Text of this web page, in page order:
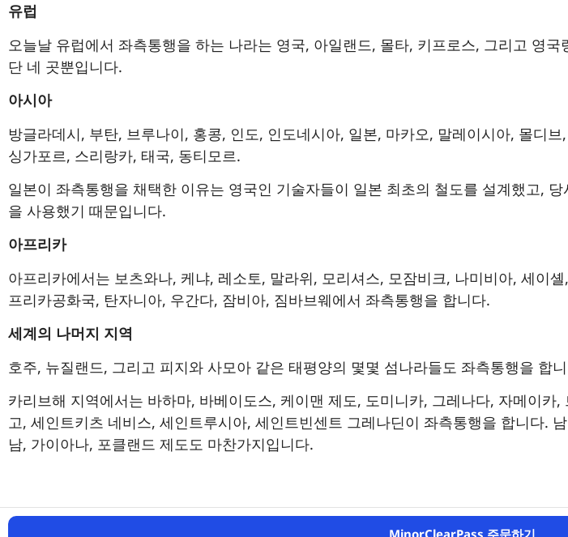
유럽
오늘날 유럽에서 좌측통행을 하는 나라는 영국, 아일랜드, 몰타, 키프로스, 그리고 영국
단 네 곳뿐입니다.
아시아
방글라데시, 부탄, 브루나이, 홍콩, 인도, 인도네시아, 일본, 마카오, 말레이시아, 몰디브
싱가포르, 스리랑카, 태국, 동티모르.
일본이 좌측통행을 채택한 이유는 영국인 기술자들이 일본 최초의 철도를 설계했고, 당
을 사용했기 때문입니다.
아프리카
아프리카에서는 보츠와나, 케냐, 레소토, 말라위, 모리셔스, 모잠비크, 나미비아, 세이
프리카공화국, 탄자니아, 우간다, 잠비아, 짐바브웨에서 좌측통행을 합니다.
세계의 나머지 지역
호주, 뉴질랜드, 그리고 피지와 사모아 같은 태평양의 몇몇 섬나라들도 좌측통행을 합
카리브해 지역에서는 바하마, 바베이도스, 케이맨 제도, 도미니카, 그레나다, 자메이카,
고, 세인트키츠 네비스, 세인트루시아, 세인트빈센트 그레나딘이 좌측통행을 합니다.
남, 가이아나, 포클랜드 제도도 마찬가지입니다.